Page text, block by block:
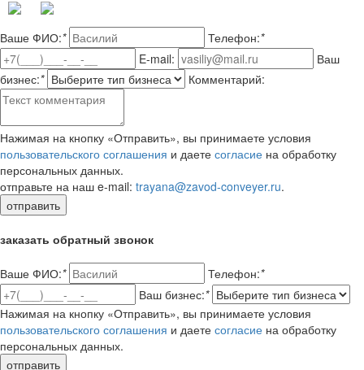
Ваше ФИО:* Телефон:*
E-mail:
Ваш
бизнес:* Комментарий:
Нажимая на кнопку «Отправить», вы принимаете условия
пользовательского соглашения и даете согласие на обработку
персональных данных.
отправьте на наш e-mail: trayana@zavod-conveyer.ru.
отправить
заказать обратный звонок
Ваше ФИО:* Телефон:*
Ваш бизнес:*
Нажимая на кнопку «Отправить», вы принимаете условия
пользовательского соглашения и даете согласие на обработку
персональных данных.
отправить